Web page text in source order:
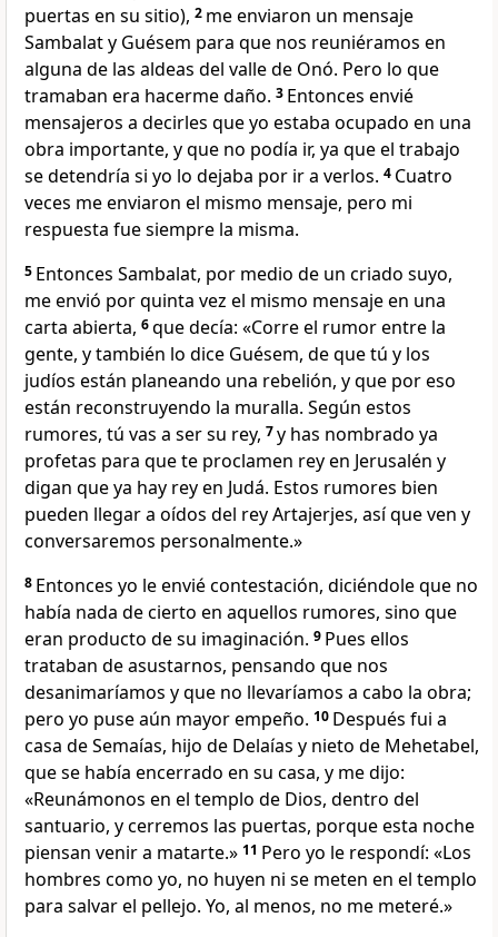
puertas en su sitio), 2 me enviaron un mensaje
Sambalat y Guésem para que nos reuniéramos en
alguna de las aldeas del valle de Onó. Pero lo que
tramaban era hacerme daño. 3 Entonces envié
mensajeros a decirles que yo estaba ocupado en una
obra importante, y que no podía ir, ya que el trabajo
se detendría si yo lo dejaba por ir a verlos. 4 Cuatro
veces me enviaron el mismo mensaje, pero mi
respuesta fue siempre la misma.
5 Entonces Sambalat, por medio de un criado suyo,
me envió por quinta vez el mismo mensaje en una
carta abierta, 6que decía: «Corre el rumor entre la
gente, y también lo dice Guésem, de que tú y los
judíos están planeando una rebelión, y que por eso
están reconstruyendo la muralla. Según estos
rumores, tú vas a ser su rey, 7y has nombrado ya
profetas para que te proclamen rey en Jerusalén y
digan que ya hay rey en Judá. Estos rumores bien
pueden llegar a oídos del rey Artajerjes, así que ven y
conversaremos personalmente.»
8 Entonces yo le envié contestación, diciéndole que no
había nada de cierto en aquellos rumores, sino que
eran producto de su imaginación. 9 Pues ellos
trataban de asustarnos, pensando que nos
desanimaríamos y que no llevaríamos a cabo la obra;
pero yo puse aún mayor empeño. 10 Después fui a
casa de Semaías, hijo de Delaías y nieto de Mehetabel,
que se había encerrado en su casa, y me dijo:
«Reunámonos en el templo de Dios, dentro del
santuario, y cerremos las puertas, porque esta noche
piensan venir a matarte.» 11 Pero yo le respondí: «Los
hombres como yo, no huyen ni se meten en el templo
para salvar el pellejo. Yo, al menos, no me meteré.»